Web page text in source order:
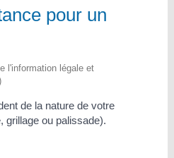
pour un
l'information légale et
de la nature de votre
grillage ou palissade).